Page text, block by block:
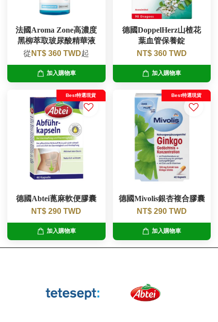
法國Aroma Zone高濃度
黑柳萃取玻尿酸精華液
從 NT$ 360 TWD起
加入購物車
德國DoppelHerz山楂花
葉血管保養錠
NT$ 360 TWD
加入購物車
Best特選現貨
德國Abtei蓖麻軟便膠囊
NT$ 290 TWD
加入購物車
Best特選現貨
德國Mivolis銀杏複合膠囊
NT$ 290 TWD
加入購物車